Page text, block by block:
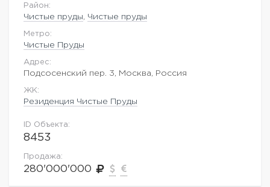
Район:
Чистые пруды Чистые пруды
Метро:
Чистые Пруды
Адрес:
Подсосенский пер. 3, Москва, Россия
ЖK:
Резиденция Чистые Пруды
ID Объекта:
8453
Продажа:
280'000'000